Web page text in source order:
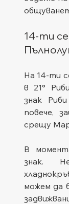
14-ти
На 14-ти
в 21°
знак
повече,
срещу
В
знак.
можем да